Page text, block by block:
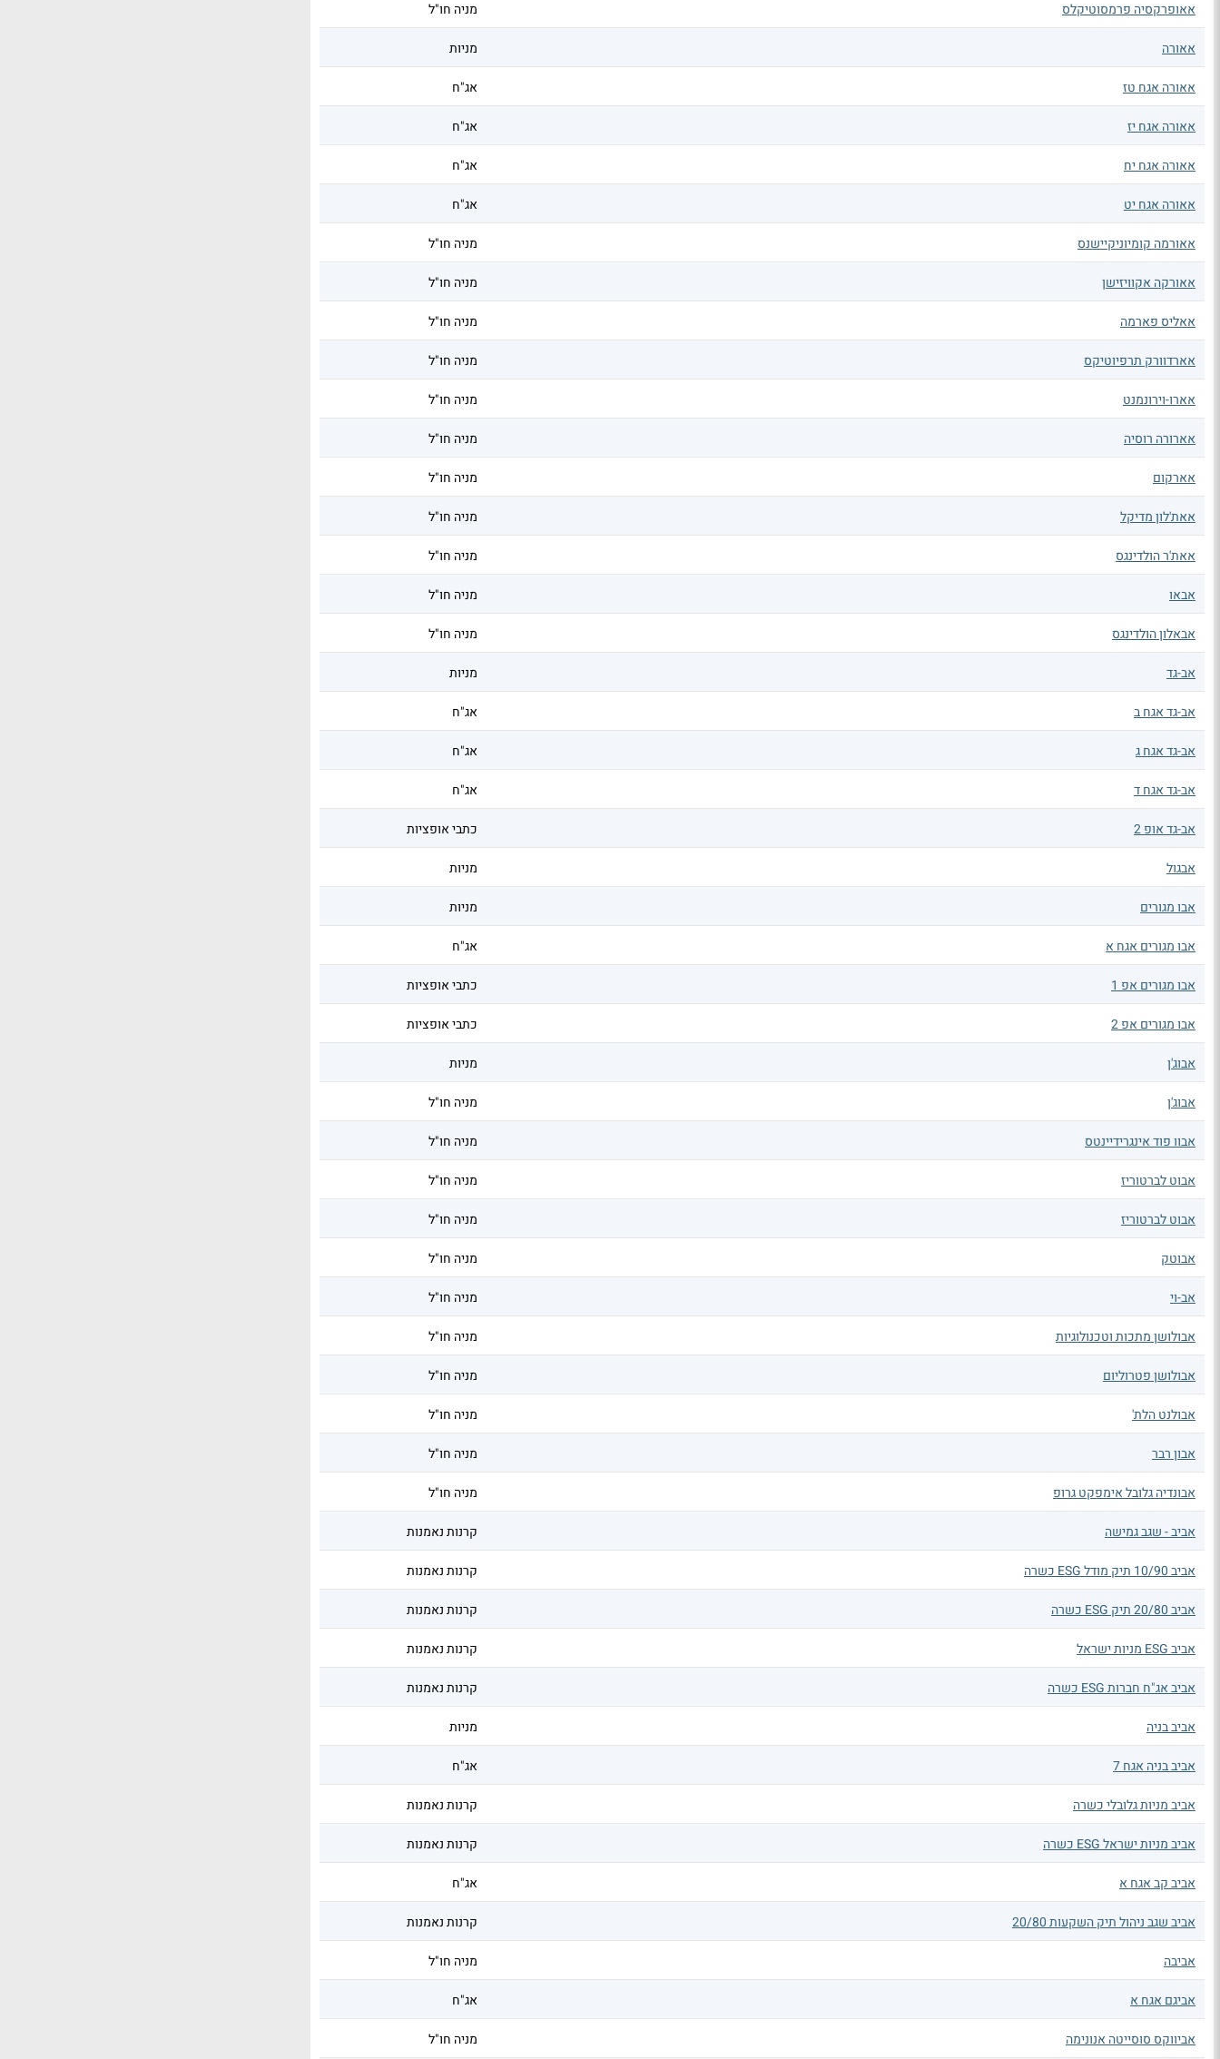
אאופרקסיה פרמסוטיקלס מניה חו"ל
אאורה מניות
אאורה אגח טז אג"ח
אאורה אגח יז אג"ח
אאורה אגח יח אג"ח
אאורה אגח יט אג"ח
אאורמה קומיוניקיישנס מניה חו"ל
אאורקה אקוויזישן מניה חו"ל
אאליס פארמה מניה חו"ל
אארדוורק תרפיוטיקס מניה חו"ל
אארו-וירונמנט מניה חו"ל
אארורה רוסיה מניה חו"ל
אארקום מניה חו"ל
אאת'לון מדיקל מניה חו"ל
אאת'ר הולדינגס מניה חו"ל
אבאו מניה חו"ל
אבאלון הולדינגס מניה חו"ל
אב-גד מניות
אב-גד אגח ב אג"ח
אב-גד אגח ג אג"ח
אב-גד אגח ד אג"ח
אב-גד אופ 2 כתבי אופציות
אבגול מניות
אבו מגורים מניות
אבו מגורים אגח א אג"ח
אבו מגורים אפ 1 כתבי אופציות
אבו מגורים אפ 2 כתבי אופציות
אבוג'ן מניות
אבוג'ן מניה חו"ל
אבוו פוד אינגרידיינטס מניה חו"ל
אבוט לברטוריז מניה חו"ל
אבוט לברטוריז מניה חו"ל
אבוטק מניה חו"ל
אב-וי מניה חו"ל
אבולושן מתכות וטכנולוגיות מניה חו"ל
אבולושן פטרוליום מניה חו"ל
אבולנט הלת' מניה חו"ל
אבון רבר מניה חו"ל
אבונדיה גלובל אימפקט גרופ מניה חו"ל
אביב - שגב גמישה קרנות נאמנות
אביב 10/90 תיק מודל ESG כשרה קרנות נאמנות
אביב 20/80 תיק ESG כשרה קרנות נאמנות
אביב ESG מניות ישראל קרנות נאמנות
אביב אג"ח חברות ESG כשרה קרנות נאמנות
אביב בניה מניות
אביב בניה אגח 7 אג"ח
אביב מניות גלובלי כשרה קרנות נאמנות
אביב מניות ישראל ESG כשרה קרנות נאמנות
אביב קב אגח א אג"ח
אביב שגב ניהול תיק השקעות 20/80 קרנות נאמנות
אביבה מניה חו"ל
אביגם אגח א אג"ח
אביווקס סוסייטה אנונימה מניה חו"ל